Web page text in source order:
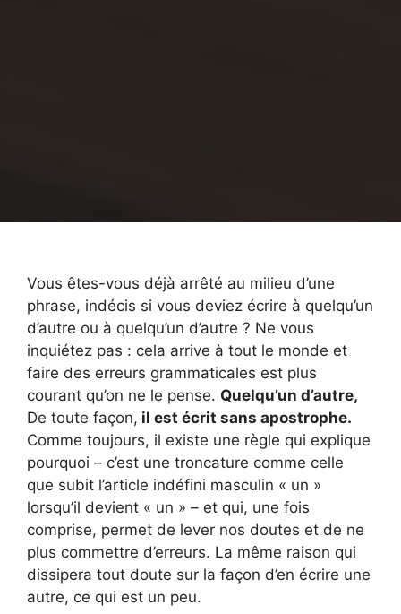
Vous êtes-vous déjà arrêté au milieu d’une
phrase, indécis si vous deviez écrire à quelqu’un
d’autre ou à quelqu’un d’autre ? Ne vous
inquiétez pas : cela arrive à tout le monde et
faire des erreurs grammaticales est plus
courant qu’on ne le pense. Quelqu’un d’autre,
De toute façon, il est écrit sans apostrophe.
Comme toujours, il existe une règle qui explique
pourquoi – c’est une troncature comme celle
que subit l’article indéfini masculin « un »
lorsqu’il devient « un » – et qui, une fois
comprise, permet de lever nos doutes et de ne
plus commettre d’erreurs. La même raison qui
dissipera tout doute sur la façon d’en écrire une
autre, ce qui est un peu.